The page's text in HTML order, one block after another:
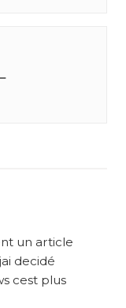
un article
decidé
cest plus